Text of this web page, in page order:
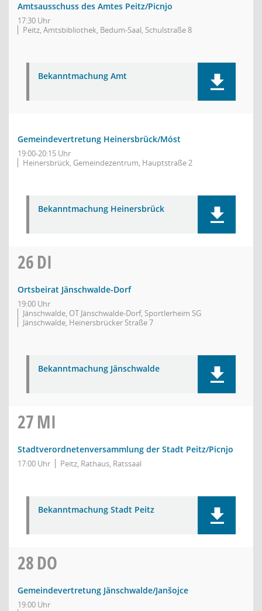
Amtsausschuss des Amtes Peitz/Picnjo
17:30 Uhr
Peitz, Amtsbibliothek, Bedum-Saal, Schulstraße 8
Bekanntmachung Amt
Gemeindevertretung Heinersbrück/Móst
19:00-20:15 Uhr
Heinersbrück, Gemeindezentrum, Hauptstraße 2
Bekanntmachung Heinersbrück
26DI
Ortsbeirat Jänschwalde-Dorf
19:00 Uhr
Jänschwalde, OT Jänschwalde-Dorf, Sportlerheim SG
Jänschwalde, Heinersbrücker Straße 7
Bekanntmachung Jänschwalde
27MI
Stadtverordnetenversammlung der Stadt Peitz/Picnjo
17:00 Uhr Peitz, Rathaus, Ratssaal
Bekanntmachung Stadt Peitz
28DO
Gemeindevertretung Jänschwalde/Janšojce
19:00 Uhr